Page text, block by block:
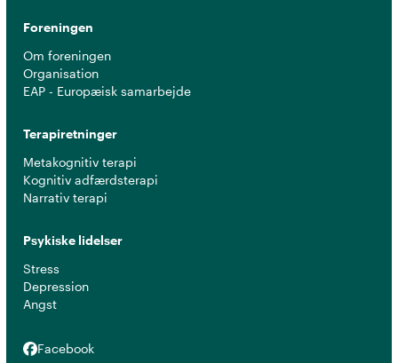
Foreningen
Om foreningen
Organisation
EAP - Europæisk samarbejde
Terapiretninger
Metakognitiv terapi
Kognitiv adfærdsterapi
Narrativ terapi
Psykiske lidelser
Stress
Depression
Angst
Facebook
Facebook